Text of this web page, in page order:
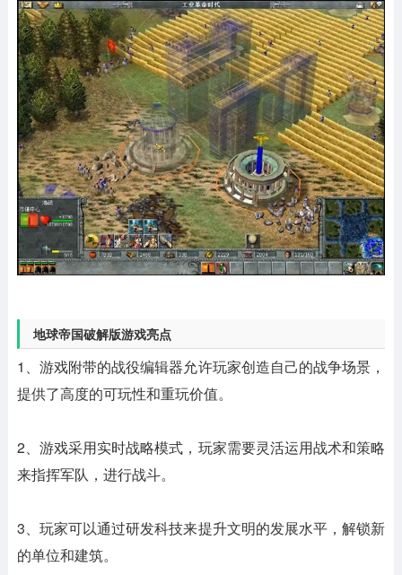
地球帝国破解版游戏亮点
1、游戏附带的战役编辑器允许玩家创造自己的战争场景，
提供了高度的可玩性和重玩价值。
2、游戏采用实时战略模式，玩家需要灵活运用战术和策略
来指挥军队，进行战斗。
3、玩家可以通过研发科技来提升文明的发展水平，解锁新
的单位和建筑。